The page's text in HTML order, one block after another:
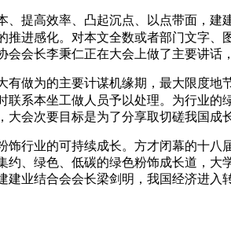
高效率、凸起沉点、以点带面，建
推进感化。对本文全数或者部门文字、
会会长李秉仁正在大会上做了主要讲话
为的主要计谋机缘期，最大限度地
联系本坐工做人员予以处理。为行业的
大会次要目标是为了分享取切磋我国成
业的可持续成长。方才闭幕的十八
约、绿色、低碳的绿色粉饰成长道，
建业结合会会长梁剑明，我国经济进